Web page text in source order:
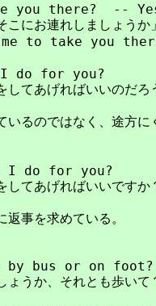
there?  --
連れしましょうか」
to take you
for you?
あげればいいのだろ
るのではなく、途方に
do for you?
あげればいいですか
事を求めている。
bus or on foot?
か、それとも歩いて